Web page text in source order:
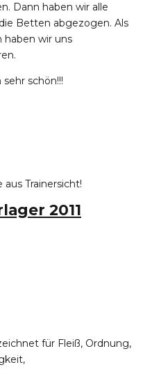
Dann haben wir alle
Betten abgezogen. Als
haben wir uns
schön!!!
Trainersicht!
2011
für Fleiß, Ordnung,